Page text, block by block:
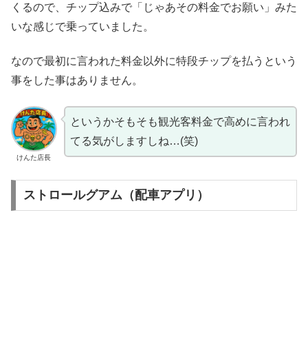
くるので、チップ込みで「じゃあその料金でお願い」みた
いな感じで乗っていました。
なので最初に言われた料金以外に特段チップを払うという
事をした事はありません。
けんた店長
というかそもそも観光客料金で高めに言われ
てる気がしますしね…(笑)
ストロールグアム（配車アプリ）